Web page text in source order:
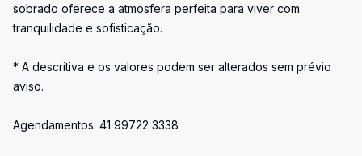
sobrado oferece a atmosfera perfeita para viver com
tranquilidade e sofisticação.
* A descritiva e os valores podem ser alterados sem prévio
aviso.
Agendamentos: 41 99722 3338